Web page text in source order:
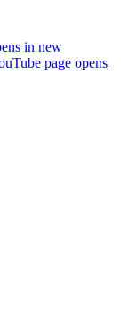
in new
page opens